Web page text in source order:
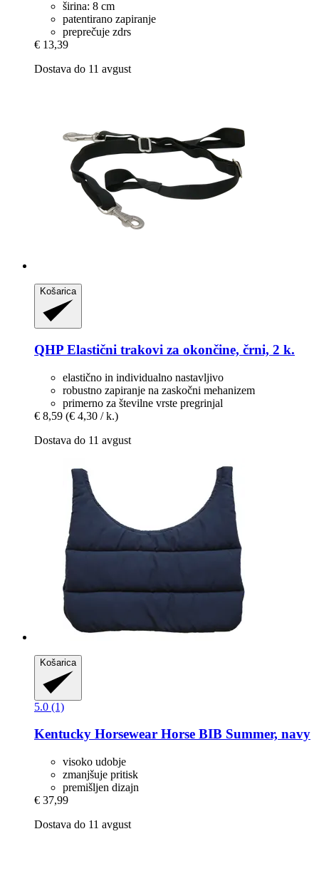
širina: 8 cm
patentirano zapiranje
preprečuje zdrs
€ 13,39
Dostava do 11 avgust
Košarica
QHP Elastični trakovi za okončine, črni, 2 k.
elastično in individualno nastavljivo
robustno zapiranje na zaskočni mehanizem
primerno za številne vrste pregrinjal
€ 8,59 (€ 4,30 / k.)
Dostava do 11 avgust
Košarica
5.0 (1)
Kentucky Horsewear Horse BIB Summer, navy
visoko udobje
zmanjšuje pritisk
premišljen dizajn
€ 37,99
Dostava do 11 avgust